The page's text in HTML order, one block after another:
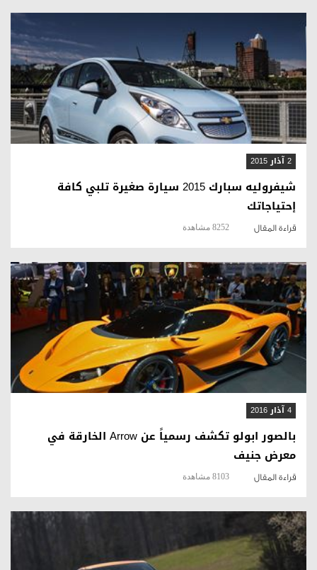
قراءة المقال
2 آذار 2015
شيفروليه سبارك 2015 سيارة صغيرة تلبي كافة
إحتياجاتك
قراءة المقال 8252 مشاهدة
قراءة المقال
4 آذار 2016
بالصور ابولو تكشف رسمياً عن Arrow الخارقة في
معرض جنيف
قراءة المقال 8103 مشاهدة